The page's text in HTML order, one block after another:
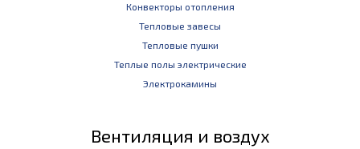
Конвекторы отопления
Тепловые завесы
Тепловые пушки
Теплые полы электрические
Электрокамины
Вентиляция и воздух